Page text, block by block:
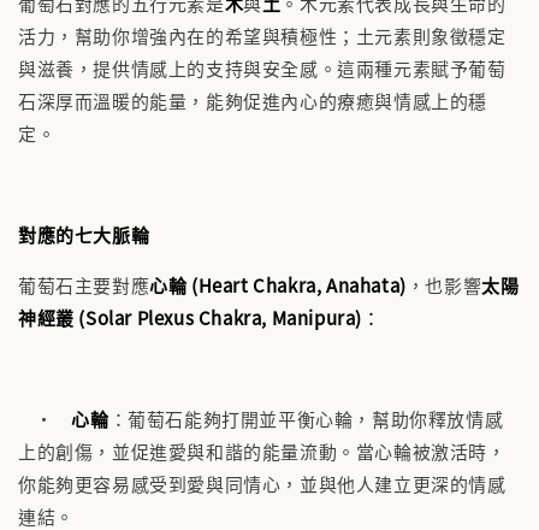
活力，幫助你增強內在的希望與積極性；土元素則象徵穩定
與滋養，提供情感上的支持與安全感。這兩種元素賦予葡萄
石深厚而溫暖的能量，能夠促進內心的療癒與情感上的穩
定。
對應的七大脈輪
葡萄石主要對應心輪 (Heart Chakra, Anahata) ，也影響太陽
神經叢 (Solar Plexus Chakra, Manipura) ：
• 心輪 ：葡萄石能夠打開並平衡心輪，幫助你釋放情感
上的創傷，並促進愛與和諧的能量流動。當心輪被激活時，
你能夠更容易感受到愛與同情心，並與他人建立更深的情感
連結。